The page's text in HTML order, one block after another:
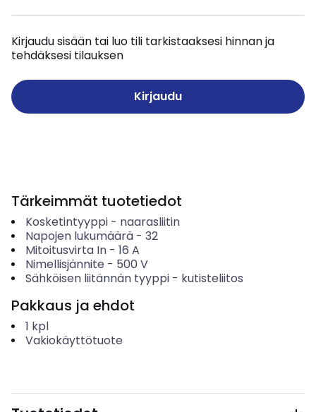
Kirjaudu sisään tai luo tili tarkistaaksesi hinnan ja
tehdäksesi tilauksen
Kirjaudu
Tärkeimmät tuotetiedot
Kosketintyyppi- naarasliitin
Napojen lukumäärä- 32
Mitoitusvirta In- 16 A
Nimellisjännite - 500 V
Sähköisen liitännän tyyppi- kutisteliitos
Pakkaus ja ehdot
1 kpl
Vakiokäyttötuote